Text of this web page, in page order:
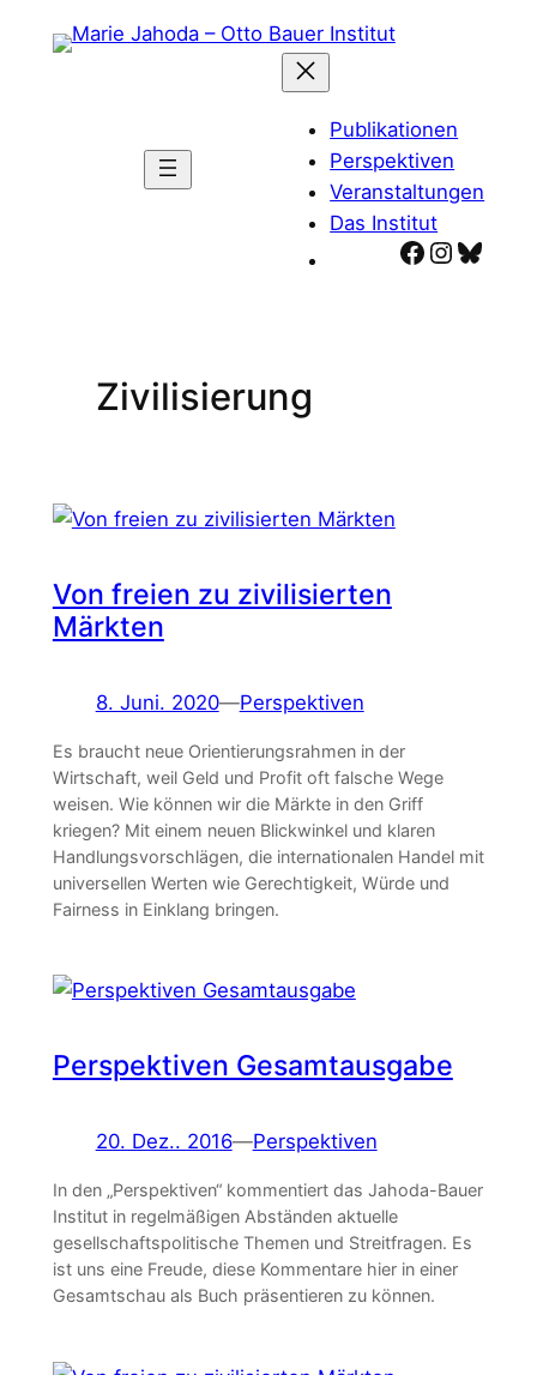
Inhalt
Publikationen
Perspektiven
Veranstaltungen
Das Institut
Facebook
Zivilisierung
Von freien zu zivilisierten
Märkten
8. Juni. 2020—Perspektiven
Es braucht neue Orientierungsrahmen in der
Wirtschaft, weil Geld und Profit oft falsche Wege
weisen. Wie können wir die Märkte in den Griff
kriegen? Mit einem neuen Blickwinkel und klaren
Handlungsvorschlägen, die internationalen Handel mit
universellen Werten wie Gerechtigkeit, Würde und
Fairness in Einklang bringen.
Perspektiven Gesamtausgabe
20. Dez.. 2016—Perspektiven
In den „Perspektiven“ kommentiert das Jahoda-Bauer
Institut in regelmäßigen Abständen aktuelle
gesellschaftspolitische Themen und Streitfragen. Es
ist uns eine Freude, diese Kommentare hier in einer
Gesamtschau als Buch präsentieren zu können.